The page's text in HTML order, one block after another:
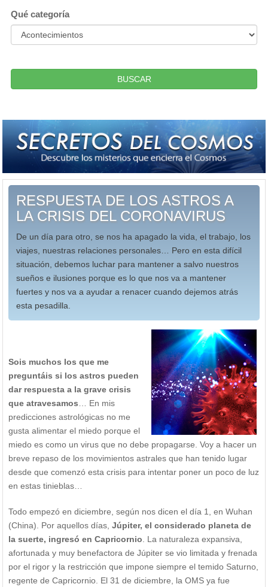
Qué categoría
BUSCAR
RESPUESTA DE LOS ASTROS A
LA CRISIS DEL CORONAVIRUS
De un día para otro, se nos ha apagado la vida, el trabajo, los
viajes, nuestras relaciones personales… Pero en esta difícil
situación, debemos luchar para mantener a salvo nuestros
sueños e ilusiones porque es lo que nos va a mantener
fuertes y nos va a ayudar a renacer cuando dejemos atrás
esta pesadilla.
Sois muchos los que me
preguntáis si los astros pueden
dar respuesta a la grave crisis
que atravesamos … En mis
predicciones astrológicas no me
gusta alimentar el miedo porque el
miedo es como un virus que no debe propagarse. Voy a hacer un
breve repaso de los movimientos astrales que han tenido lugar
desde que comenzó esta crisis para intentar poner un poco de luz
en estas tinieblas…
Todo empezó en diciembre, según nos dicen el día 1, en Wuhan
(China). Por aquellos días,Júpiter, el considerado planeta de
la suerte, ingresó en Capricornio . La naturaleza expansiva,
afortunada y muy benefactora de Júpiter se vio limitada y frenada
por el rigor y la restricción que impone siempre el temido Saturno,
regente de Capricornio. El 31 de diciembre, la OMS ya fue